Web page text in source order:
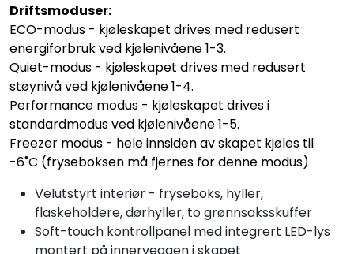
Driftsmoduser:
ECO-modus - kjøleskapet drives med redusert
energiforbruk ved kjølenivåene 1-3.
Quiet-modus - kjøleskapet drives med redusert
støynivå ved kjølenivåene 1-4.
Performance modus - kjøleskapet drives i
standardmodus ved kjølenivåene 1-5.
Freezer modus - hele innsiden av skapet kjøles til
-6˚C (fryseboksen må fjernes for denne modus)
Velutstyrt interiør - fryseboks, hyller,
flaskeholdere, dørhyller, to grønnsaksskuffer
Soft-touch kontrollpanel med integrert LED-lys
montert på innerveggen i skapet